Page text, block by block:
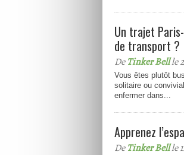
Un trajet
de transport ?
DeTinker Bellle
Vous êtes plutôt
solitaire ou
enfermer dans...
Apprenez
DeTinker Bellle